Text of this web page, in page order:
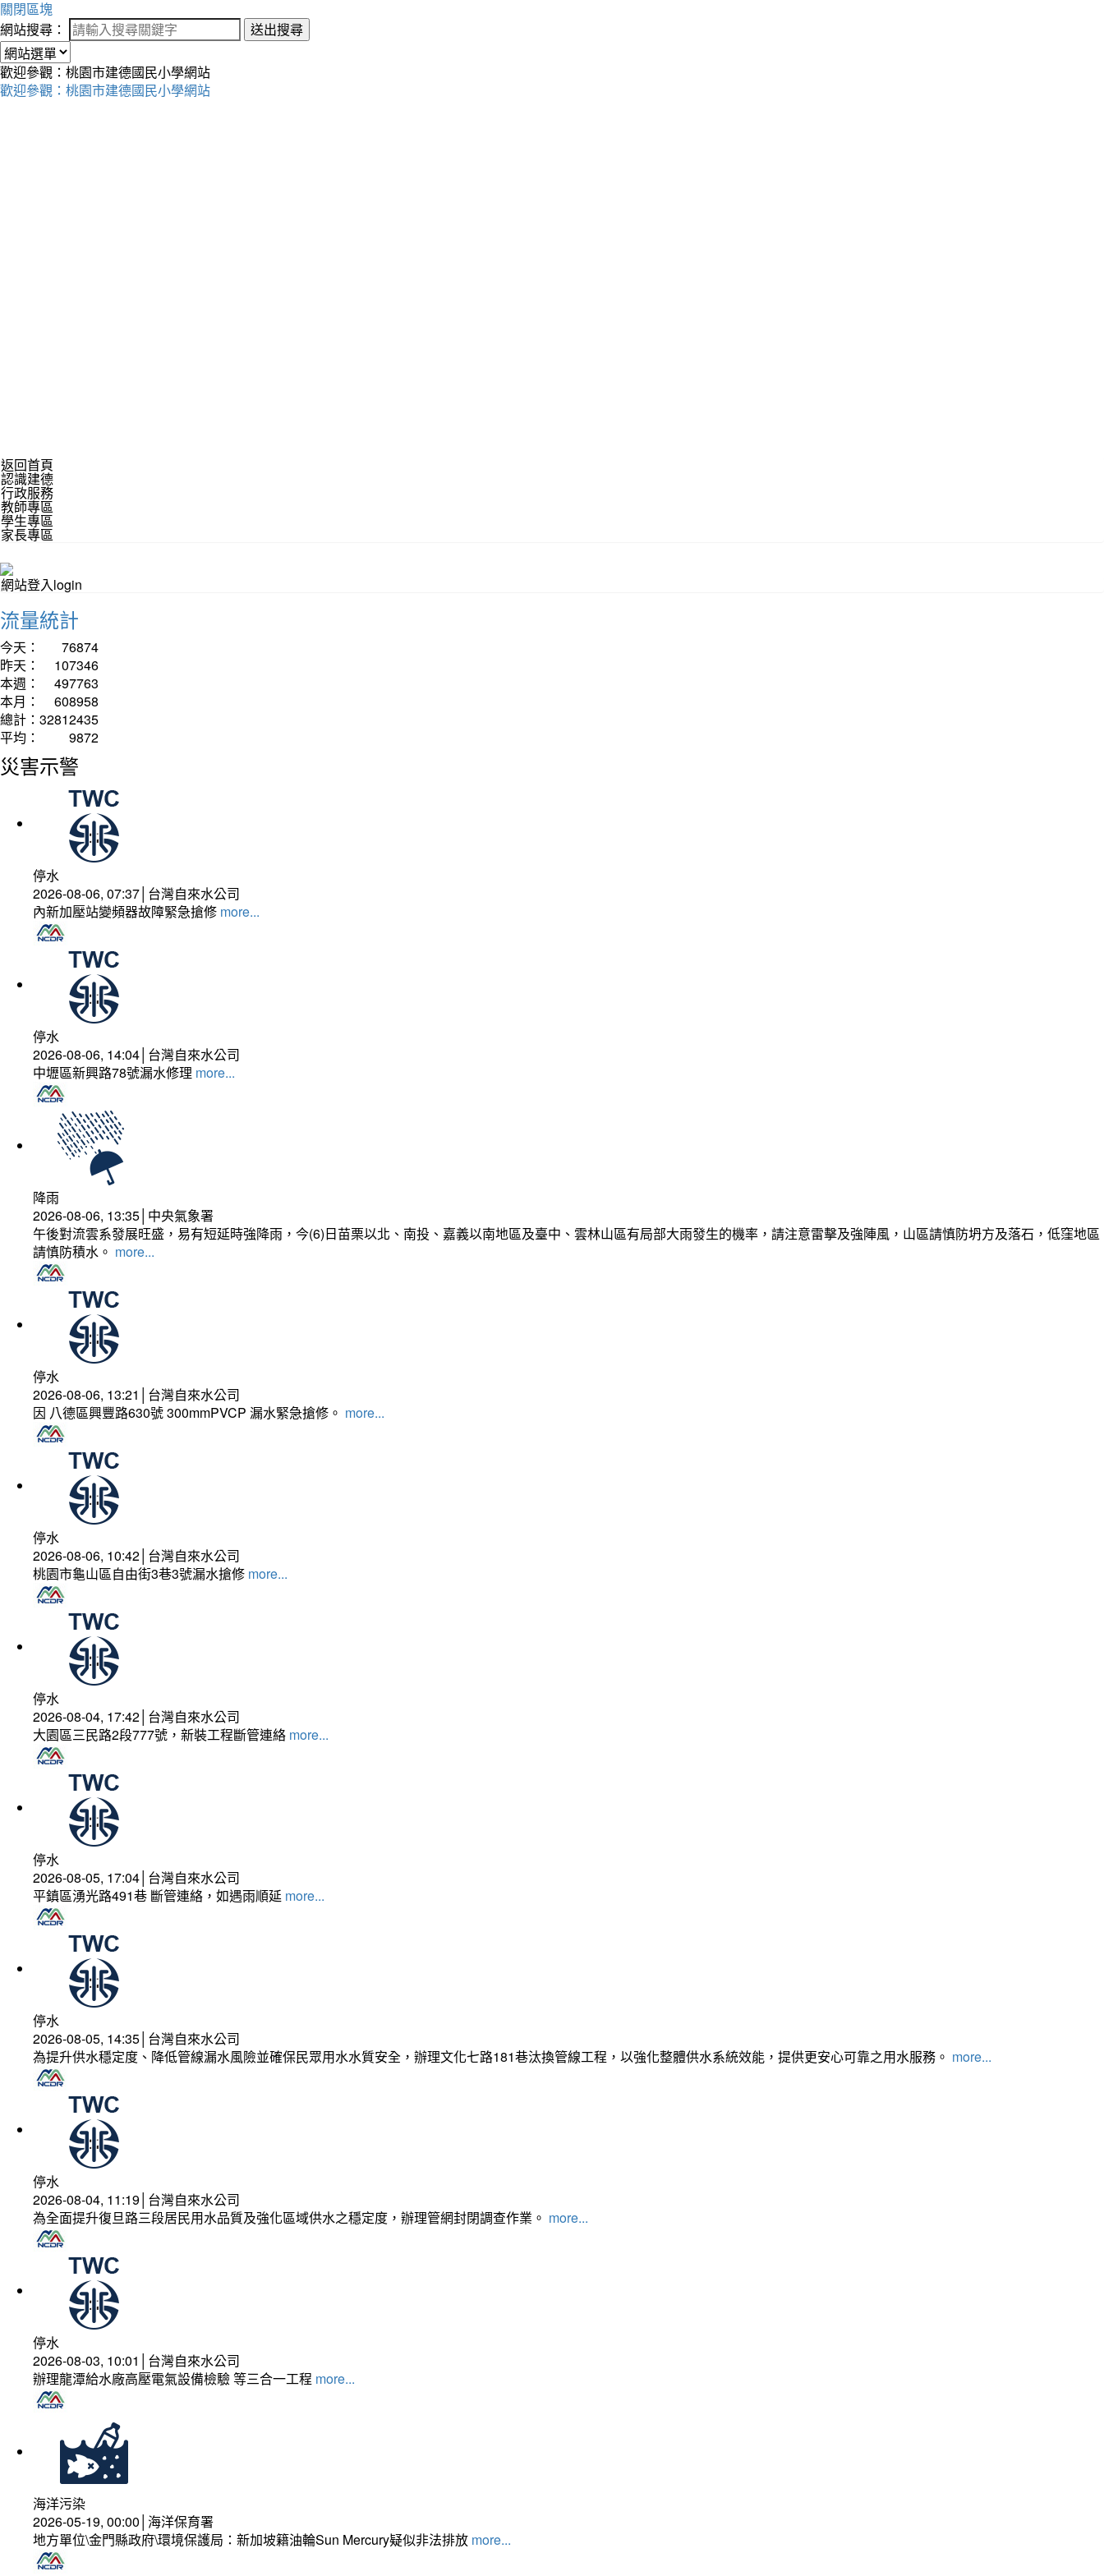
關閉區塊
網站搜尋：
送出搜尋
歡迎參觀：桃園市建德國民小學網站
歡迎參觀：桃園市建德國民小學網站
返回首頁
認識建德
行政服務
教師專區
學生專區
家長專區
網站登入login
流量統計
今天：
76874
昨天：
107346
本週：
497763
本月：
608958
總計： 32812435
平均：
9872
災害示警
停水
2026-08-06, 07:37│台灣自來水公司
內新加壓站變頻器故障緊急搶修 more...
停水
2026-08-06, 14:04│台灣自來水公司
中壢區新興路78號漏水修理 more...
降雨
2026-08-06, 13:35│中央氣象署
午後對流雲系發展旺盛，易有短延時強降雨，今(6)日苗栗以北、南投、嘉義以南地區及臺中、雲林山區有局部大雨發生的機率，請注意雷擊及強陣風，山區請慎防坍方及落石，低窪地區
請慎防積水。 more...
停水
2026-08-06, 13:21│台灣自來水公司
因 八德區興豐路630號 300mmPVCP 漏水緊急搶修。 more...
停水
2026-08-06, 10:42│台灣自來水公司
桃園市龜山區自由街3巷3號漏水搶修 more...
停水
2026-08-04, 17:42│台灣自來水公司
大園區三民路2段777號，新裝工程斷管連絡 more...
停水
2026-08-05, 17:04│台灣自來水公司
平鎮區湧光路491巷 斷管連絡，如遇雨順延 more...
停水
2026-08-05, 14:35│台灣自來水公司
為提升供水穩定度、降低管線漏水風險並確保民眾用水水質安全，辦理文化七路181巷汰換管線工程，以強化整體供水系統效能，提供更安心可靠之用水服務。 more...
停水
2026-08-04, 11:19│台灣自來水公司
為全面提升復旦路三段居民用水品質及強化區域供水之穩定度，辦理管網封閉調查作業。 more...
停水
2026-08-03, 10:01│台灣自來水公司
辦理龍潭給水廠高壓電氣設備檢驗 等三合一工程 more...
海洋污染
2026-05-19, 00:00│海洋保育署
地方單位\金門縣政府\環境保護局：新加坡籍油輪Sun Mercury疑似非法排放 more...